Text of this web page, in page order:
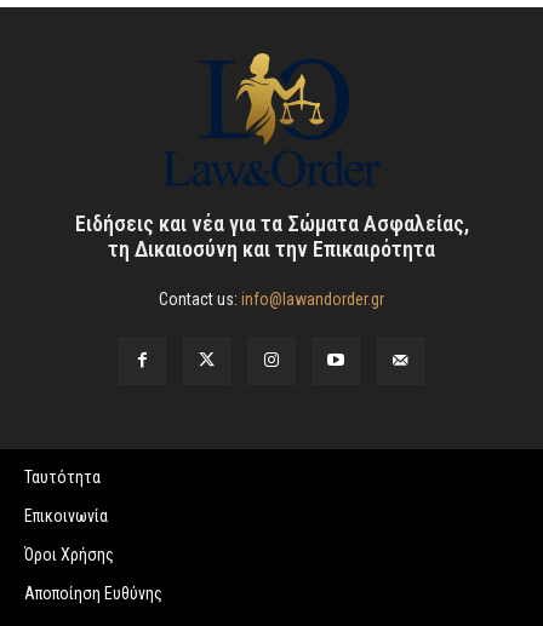
Ειδήσεις και νέα για τα Σώματα Ασφαλείας,
τη Δικαιοσύνη και την Επικαιρότητα
Contact us: info@lawandorder.gr
Ταυτότητα
Επικοινωνία
Όροι Χρήσης
Αποποίηση Ευθύνης